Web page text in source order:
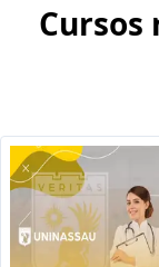
Cursos